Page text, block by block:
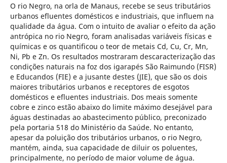
O rio Negro, na orla de Manaus, recebe se seus tributários
urbanos efluentes domésticos e industriais, que influem na
qualidade da água. Com o intuito de avaliar o efeito da ação
antrópica no rio Negro, foram analisadas variáveis físicas e
químicas e os quantificou o teor de metais Cd, Cu, Cr, Mn,
Ni, Pb e Zn. Os resultados mostraram descaracterização das
condições naturais na foz dos igarapés São Raimundo (FISR)
e Educandos (FIE) e a jusante destes (JIE), que são os dois
maiores tributários urbanos e receptores de esgotos
domésticos e efluentes industriais. Dos meais somente
cobre e zinco estão abaixo do limite máximo desejável para
águas destinadas ao abastecimento público, preconizado
pela portaria 518 do Ministério da Saúde. No entanto,
apesar da poluição dos tributários urbanos, o rio Negro,
mantém, ainda, sua capacidade de diluir os poluentes,
principalmente, no período de maior volume de água.